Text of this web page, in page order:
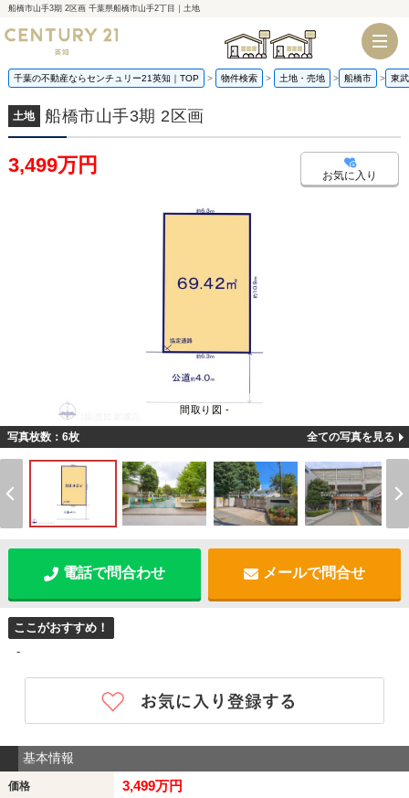
船橋市山手3期 2区画 千葉県船橋市山手2丁目｜土地
千葉店 船橋店
千葉の不動産ならセンチュリー21英知｜TOP 物件検索 土地・売地 船橋市 東
土地 船橋市山手3期 2区画
3,499万円 お気に入り
間取り図 -
写真枚数：6枚 全ての写真を見る
電話で問合わせ メールで問合せ
ここがおすすめ！
-
基本情報
価格 3,499万円